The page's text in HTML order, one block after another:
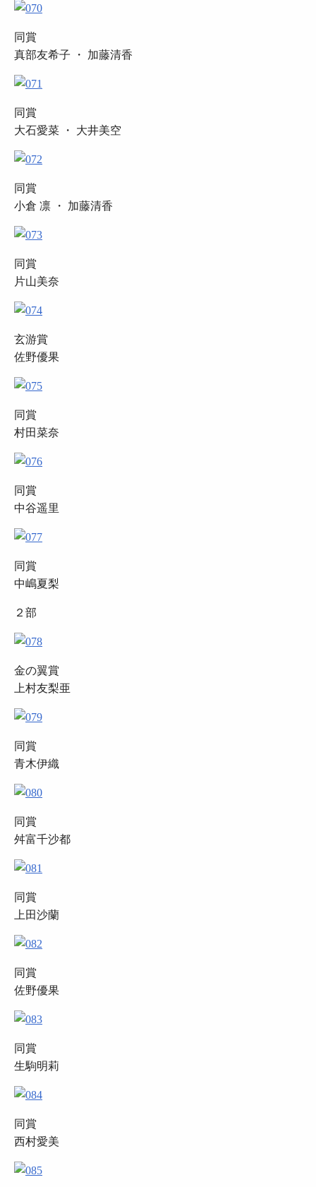
同賞
真部友希子 ・ 加藤清香
同賞
大石愛菜 ・ 大井美空
同賞
小倉 凛 ・ 加藤清香
同賞
片山美奈
玄游賞
佐野優果
同賞
村田菜奈
同賞
中谷遥里
同賞
中嶋夏梨
２部
金の翼賞
上村友梨亜
同賞
青木伊織
同賞
舛富千沙都
同賞
上田沙蘭
同賞
佐野優果
同賞
生駒明莉
同賞
西村愛美